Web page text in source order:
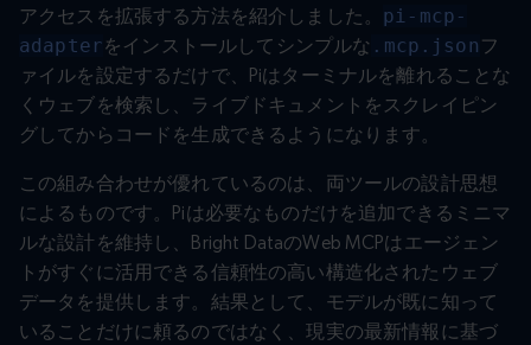
アクセスを拡張する方法を紹介しました。 pi-mcp-
adapterをインストールしてシンプルな .mcp.json フ
ァイルを設定するだけで、Piはターミナルを離れることな
くウェブを検索し、ライブドキュメントをスクレイピン
グしてからコードを生成できるようになります。
この組み合わせが優れているのは、両ツールの設計思想
によるものです。Piは必要なものだけを追加できるミニマ
ルな設計を維持し、Bright DataのWeb MCPはエージェン
トがすぐに活用できる信頼性の高い構造化されたウェブ
データを提供します。結果として、モデルが既に知って
いることだけに頼るのではなく、現実の最新情報に基づ